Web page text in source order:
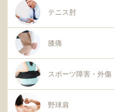
テニス肘
膝痛
スポーツ障害・外傷
野球肩